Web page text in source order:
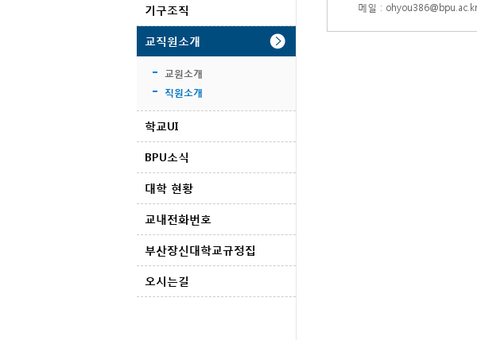
기구조직
교직원소개
교원소개
직원소개
학교UI
BPU소식
대학 현황
교내전화번호
부산장신대학교규정집
오시는길
메일 : ohyou386@bpu.ac.kr